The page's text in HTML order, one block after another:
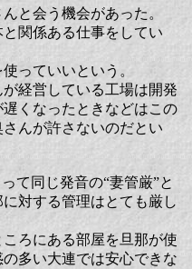
と会う機会があった。
関係ある仕事をしてい
っていいという。
経営している工場は開発
くなったときなどはこの
んが許さないのだとい
て同じ発音の“妻管厳”と
対する管理はとても厳し
ろにある部屋を旦那が使
多い大連では安心できな